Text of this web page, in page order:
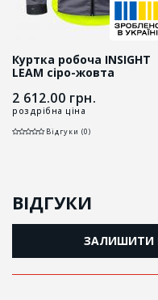
Куртка робоча INSIGHT
LEAM сіро-жовта
2 612.00 грн.
роздрібна ціна
Відгуки (0)
ВІДГУКИ
ЗАЛИШИТИ